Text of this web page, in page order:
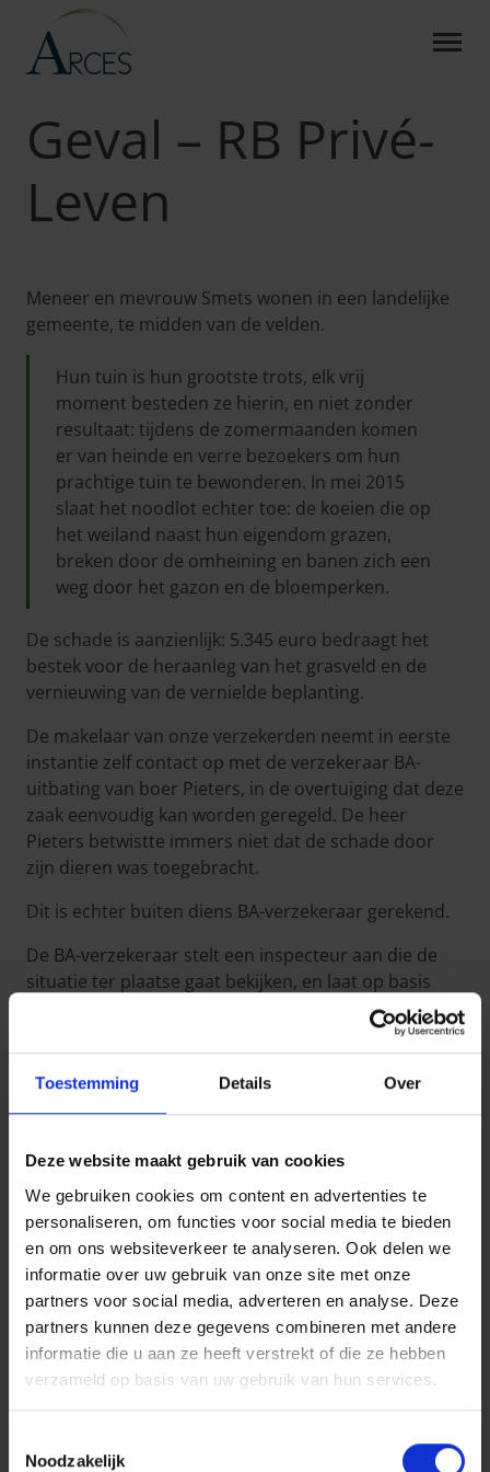
Toestemming Details Over
Deze website maakt gebruik van cookies
We gebruiken cookies om content en advertenties te
personaliseren, om functies voor social media te bieden
en om ons websiteverkeer te analyseren. Ook delen we
informatie over uw gebruik van onze site met onze
partners voor social media, adverteren en analyse. Deze
partners kunnen deze gegevens combineren met andere
informatie die u aan ze heeft verstrekt of die ze hebben
verzameld op basis van uw gebruik van hun services.
Noodzakelijk
Skip to Main Content
GEVAL &#8211; RB
Arces Rechtsbijstand
Geval – RB Privé-Leven
Geval – RB Privé-
Leven
Meneer en mevrouw Smets wonen in een landelijke
gemeente, te midden van de velden.
Hun tuin is hun grootste trots, elk vrij
moment besteden ze hierin, en niet zonder
resultaat: tijdens de zomermaanden komen
er van heinde en verre bezoekers om hun
prachtige tuin te bewonderen. In mei 2015
slaat het noodlot echter toe: de koeien die op
het weiland naast hun eigendom grazen,
breken door de omheining en banen zich een
weg door het gazon en de bloemperken.
De schade is aanzienlijk: 5.345 euro bedraagt het
bestek voor de heraanleg van het grasveld en de
vernieuwing van de vernielde beplanting.
De makelaar van onze verzekerden neemt in eerste
instantie zelf contact op met de verzekeraar BA-
uitbating van boer Pieters, in de overtuiging dat deze
zaak eenvoudig kan worden geregeld. De heer
Pieters betwistte immers niet dat de schade door
zijn dieren was toegebracht.
Dit is echter buiten diens BA-verzekeraar gerekend.
De BA-verzekeraar stelt een inspecteur aan die de
situatie ter plaatse gaat bekijken, en laat op basis
van diens verslag aan de makelaar weten dat zij geen
Volgens hen is dit schadegeval een voorzienbare
meermaals ontsnapt waren, zodat het te voorzien
uitbreken en schade zouden veroorzaken.
De BA-verzekeraar weigert “om contractuele
redenen” dan ook de geleden schade te vergoeden.
Hierop doet de makelaar aangifte bij Arces, waar de
heer en mevrouw Smets een polis rechtsbijstand
privéleven onderschreven.